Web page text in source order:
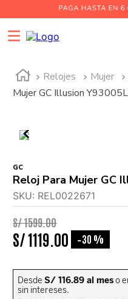
Relojes Mujer
Mujer GC Illusion
GC
Reloj Para Mujer GC
SKU: REL0022671
S/1599.00
S/1119 00 -30 %